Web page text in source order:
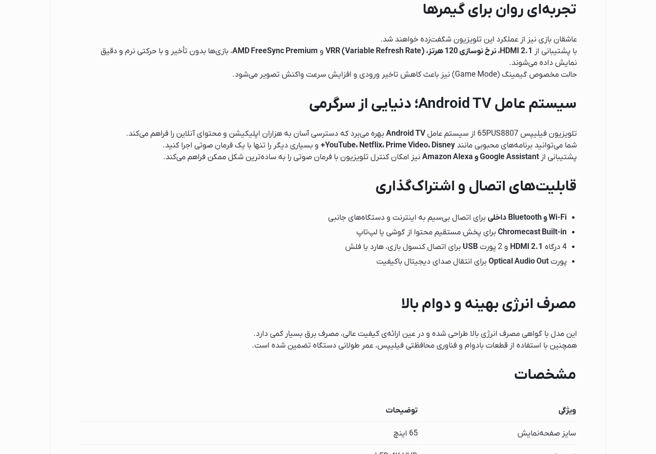
اسپرسو ساز گوسونیک
اسپرسو ساز مباشی
اسپرسو ساز فیلیپس
اسپرسو ساز دلونگی
اتو
اتو فیلیپس
اتو تفال
آسیاب قهوه
آبمیوه گیری
آبمیوه گیری گوسونیک
آبمیوه گیری کنوود
آبمیوه گیری پاناسونیک
آبمیوه گیری فیلیپس
یخچال و فریزر
تلویزیون فیلیپس
تلویزیون شیائومی
تجربه‌ای روان برای گیمرها
عاشقان بازی نیز از عملکرد این تلویزیون شگفت‌زده خواهند شد.
با پشتیبانی از HDMI 2.1، نرخ نوسازی 120 هرتز، VRR (Variable Refresh Rate) و AMD FreeSync Premium، بازی‌ها بدون تأخیر و با حرکتی نرم و دقیق
نمایش داده می‌شوند.
حالت مخصوص گیمینگ (Game Mode) نیز باعث کاهش تاخیر ورودی و افزایش سرعت واکنش تصویر می‌شود.
سیستم عامل Android TV؛ دنیایی از سرگرمی
تلویزیون فیلیپس 65PUS8807 از سیستم عامل Android TV بهره می‌برد که دسترسی آسان به هزاران اپلیکیشن و محتوای آنلاین را فراهم می‌کند.
شما می‌توانید برنامه‌های محبوبی مانند YouTube، Netflix، Prime Video، Disney+
و بسیاری دیگر را تنها با یک فرمان صوتی اجرا کنید.
پشتیبانی از Google Assistant و Amazon Alexa نیز امکان کنترل تلویزیون با فرمان صوتی را به ساده‌ترین شکل ممکن فراهم می‌کند.
قابلیت‌های اتصال و اشتراک‌گذاری
Wi-Fi و Bluetooth داخلی
برای اتصال بی‌سیم به اینترنت و دستگاه‌های جانبی
Chromecast Built-inبرای پخش مستقیم محتوا از گوشی یا لپ‌تاپ
4 درگاه
HDMI 2.1 و 2 پورت USB برای اتصال کنسول بازی، هارد یا فلش
پورت Optical Audio Outبرای انتقال صدای دیجیتال باکیفیت
مصرف انرژی بهینه و دوام بالا
این مدل با گواهی مصرف انرژی بالا طراحی شده و در عین ارائه‌ی کیفیت عالی، مصرف برق بسیار کمی دارد.
همچنین با استفاده از قطعات بادوام و فناوری محافظتی فیلیپس، عمر طولانی دستگاه تضمین شده است.
مشخصات
ویژگی توضیحات
سایز صفحه‌نمایش 65 اینچ